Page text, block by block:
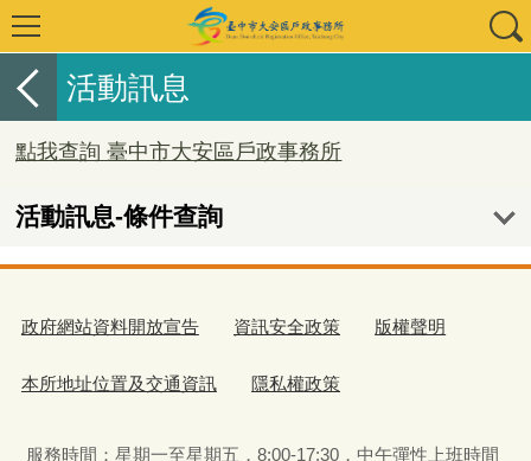
活動訊息
點我查詢 臺中市大安區戶政事務所
活動訊息-條件查詢
政府網站資料開放宣告 資訊安全政策 版權聲明
本所地址位置及交通資訊 隱私權政策
服務時間：星期一至星期五 ， 8:00-17:30，中午彈性上班時間